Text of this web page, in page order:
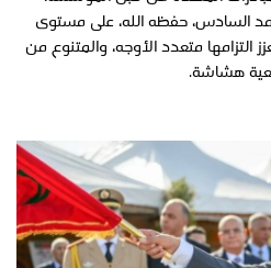
السادس، حفظه الله، على مستوى
التزامها متعدد الأوجه، والمتنوع من
هشاشة.